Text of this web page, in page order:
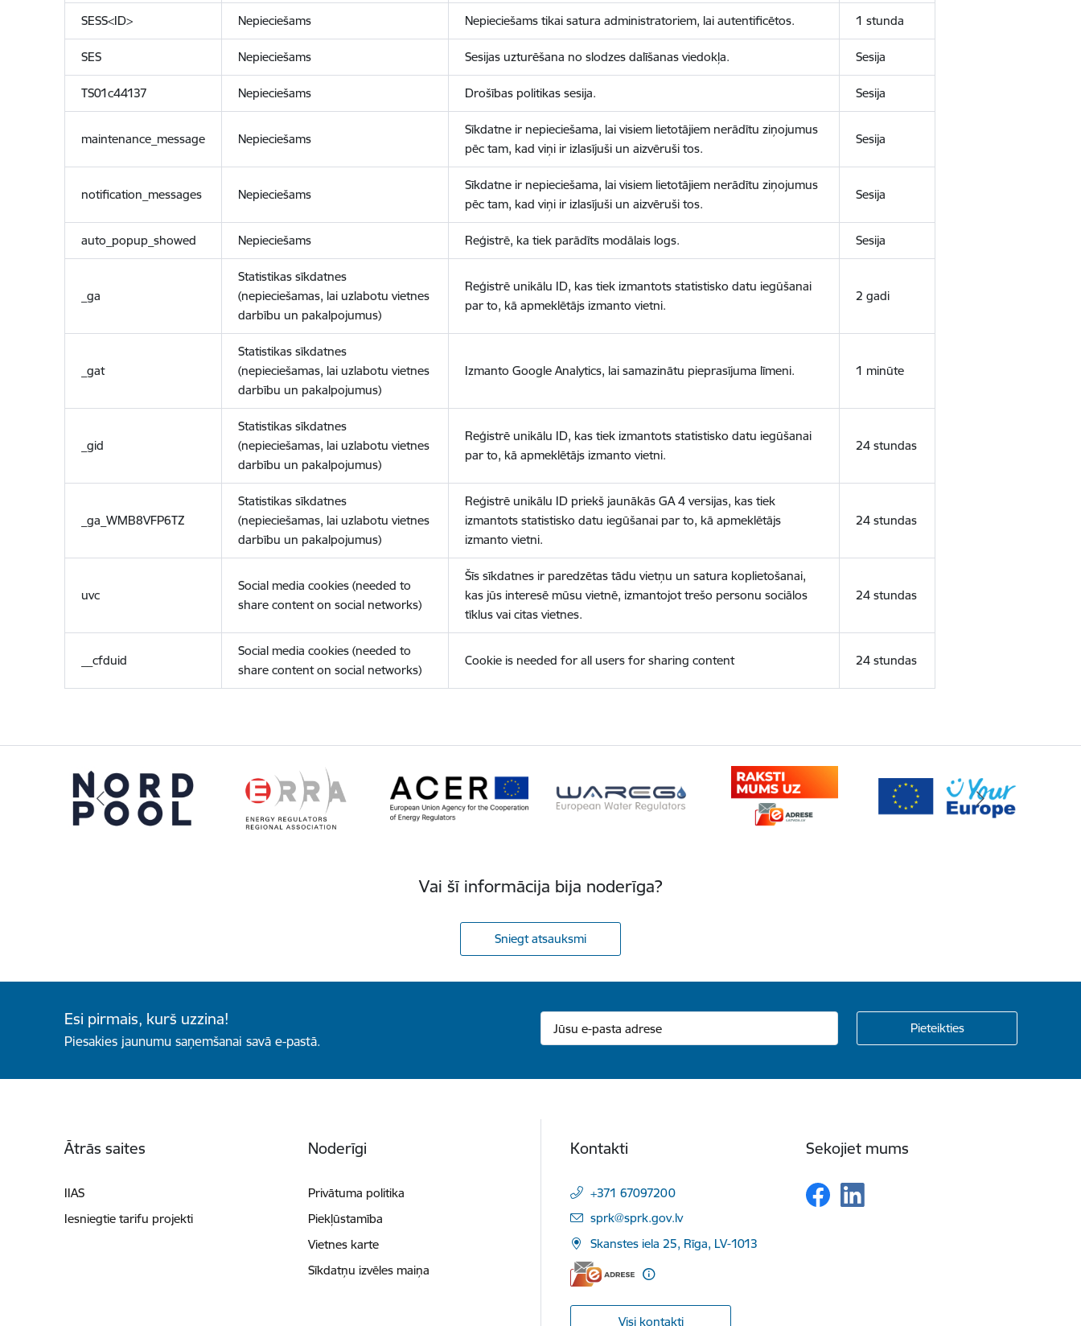
SESS<ID> Nepieciešams Nepieciešams tikai satura administratoriem, lai autentificētos. 1 stunda
SES Nepieciešams Sesijas uzturēšana no slodzes dalīšanas viedokļa. Sesija
TS01c44137 Nepieciešams Drošības politikas sesija. Sesija
maintenance_message Nepieciešams
Sīkdatne ir nepieciešama, lai visiem lietotājiem nerādītu ziņojumus
pēc tam, kad viņi ir izlasījuši un aizvēruši tos.
Sesija
notification_messages Nepieciešams
Sīkdatne ir nepieciešama, lai visiem lietotājiem nerādītu ziņojumus
pēc tam, kad viņi ir izlasījuši un aizvēruši tos.
Sesija
auto_popup_showed Nepieciešams Reģistrē, ka tiek parādīts modālais logs. Sesija
_ga
Statistikas sīkdatnes
(nepieciešamas, lai uzlabotu vietnes
darbību un pakalpojumus)
Reģistrē unikālu ID, kas tiek izmantots statistisko datu iegūšanai
par to, kā apmeklētājs izmanto vietni.
2 gadi
_gat
Statistikas sīkdatnes
(nepieciešamas, lai uzlabotu vietnes
darbību un pakalpojumus)
Izmanto Google Analytics, lai samazinātu pieprasījuma līmeni. 1 minūte
_gid
Statistikas sīkdatnes
(nepieciešamas, lai uzlabotu vietnes
darbību un pakalpojumus)
Reģistrē unikālu ID, kas tiek izmantots statistisko datu iegūšanai
par to, kā apmeklētājs izmanto vietni.
24 stundas
_ga_WMB8VFP6TZ
Statistikas sīkdatnes
(nepieciešamas, lai uzlabotu vietnes
darbību un pakalpojumus)
Reģistrē unikālu ID priekš jaunākās GA 4 versijas, kas tiek
izmantots statistisko datu iegūšanai par to, kā apmeklētājs
izmanto vietni.
24 stundas
uvc
Social media cookies (needed to
share content on social networks)
Šīs sīkdatnes ir paredzētas tādu vietņu un satura koplietošanai,
kas jūs interesē mūsu vietnē, izmantojot trešo personu sociālos
tīklus vai citas vietnes.
24 stundas
__cfduid
Social media cookies (needed to
share content on social networks)
Cookie is needed for all users for sharing content 24 stundas
Vai šī informācija bija noderīga?
Sniegt atsauksmi
Esi pirmais, kurš uzzina!
Piesakies jaunumu saņemšanai savā e-pastā.
Ātrās saites
IIAS
Iesniegtie tarifu projekti
Noderīgi
Privātuma politika
Piekļūstamība
Vietnes karte
Sīkdatņu izvēles maiņa
Kontakti
+371 67097200
E-pasts:
sprk@sprk.gov.lv
Skanstes iela 25, Rīga, LV-1013
Visi kontakti
Sekojiet mums